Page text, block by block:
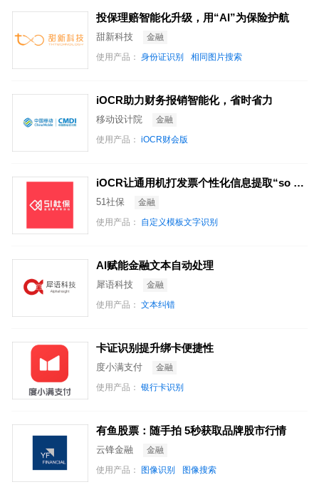
投保理赔智能化升级，用“AI”为保险护航
甜新科技
金融
使用产品： 身份证识别 相同图片搜索
iOCR助力财务报销智能化，省时省力
移动设计院
金融
使用产品： iOCR财会版
iOCR让通用机打发票个性化信息提取“so easy！”
51社保
金融
使用产品：
自定义模板文字识别
AI赋能金融文本自动处理
犀语科技
金融
使用产品： 文本纠错
卡证识别提升绑卡便捷性
度小满支付
金融
使用产品： 银行卡识别
有鱼股票：随手拍 5秒获取品牌股市行情
云锋金融
金融
使用产品：
图像识别 图像搜索